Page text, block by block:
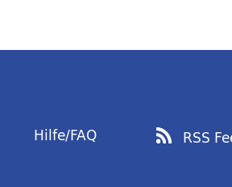
Hilfe/FAQ RSS